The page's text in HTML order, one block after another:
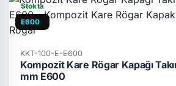
Stokta
E600
KKT-100-E-E600
Kompozit Kare Rögar Kapağı
mm E600